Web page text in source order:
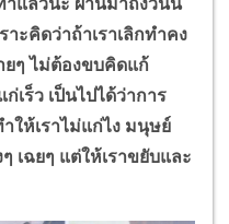
าะคิดว่าถ้าเราเลิกทำคง
ๆ ไม่ต้องขบคิดแก้
เร็ว เป็นไปได้ว่าการ
ห้เราไม่แก่ไง มนุษย์
เฉยๆ แต่ให้เราขยับและ